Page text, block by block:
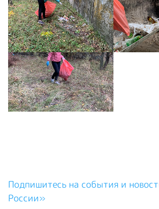
Подпишитесь на события и
России»